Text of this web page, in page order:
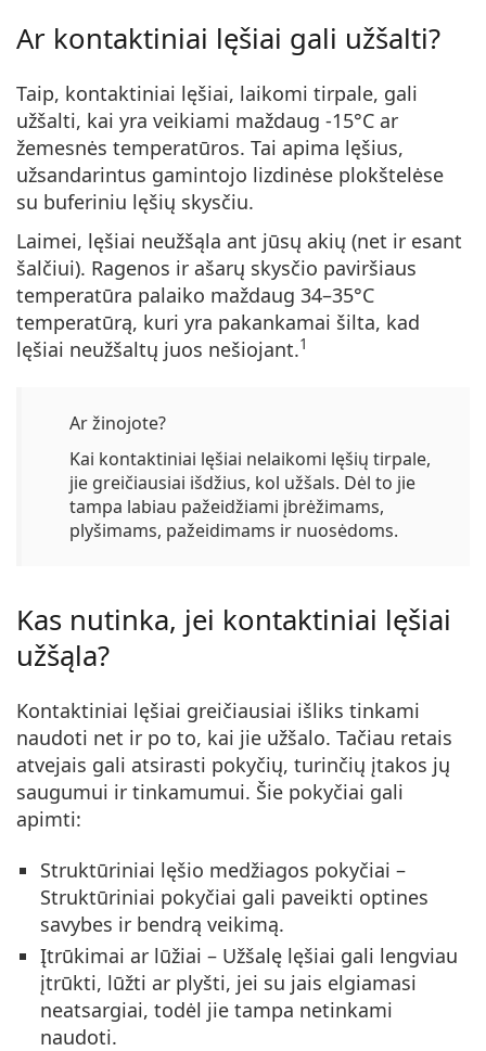
Prada
Atraskite visus
Ar kontaktiniai lęšiai gali užšalti?
Taip, kontaktiniai lęšiai, laikomi tirpale, gali
užšalti, kai yra veikiami maždaug -15°C ar
žemesnės temperatūros. Tai apima lęšius,
užsandarintus gamintojo lizdinėse plokštelėse
su buferiniu lęšių skysčiu.
Laimei, lęšiai neužšąla ant jūsų akių (net ir esant
šalčiui). Ragenos ir ašarų skysčio paviršiaus
temperatūra palaiko maždaug 34–35°C
temperatūrą, kuri yra pakankamai šilta, kad
lęšiai neužšaltų juos nešiojant.1
Ar žinojote?
Kai kontaktiniai lęšiai nelaikomi lęšių tirpale,
jie greičiausiai išdžius, kol užšals. Dėl to jie
tampa labiau pažeidžiami įbrėžimams,
plyšimams, pažeidimams ir nuosėdoms.
Kas nutinka, jei kontaktiniai lęšiai
užšąla?
Kontaktiniai lęšiai greičiausiai išliks tinkami
naudoti net ir po to, kai jie užšalo. Tačiau retais
atvejais gali atsirasti pokyčių, turinčių įtakos jų
saugumui ir tinkamumui. Šie pokyčiai gali
apimti:
Struktūriniai lęšio medžiagos pokyčiai –
Struktūriniai pokyčiai gali paveikti optines
savybes ir bendrą veikimą.
Įtrūkimai ar lūžiai – Užšalę lęšiai gali lengviau
įtrūkti, lūžti ar plyšti, jei su jais elgiamasi
neatsargiai, todėl jie tampa netinkami
naudoti.